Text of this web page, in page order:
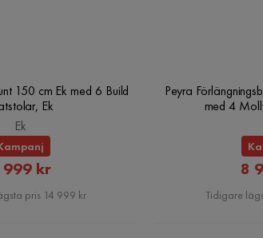
150 cm Ek med 6 Build
Ek
Ek
Rabatterat
Pris
999 kr
pris 14 999 kr
Peyra
med 4
8
Tidigare